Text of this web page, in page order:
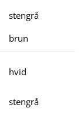
stengrå
brun
hvid
stengrå